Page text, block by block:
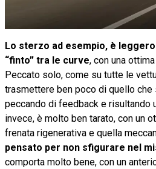
Lo sterzo ad esempio, è
“finto” tra le curve, con una
Peccato solo, come su tutte le
trasmettere ben poco di quello
peccando di feedback e risultando
invece, è molto ben tarato, con un
frenata rigenerativa e quella
pensato per non sfigurare nel
comporta molto bene, con un